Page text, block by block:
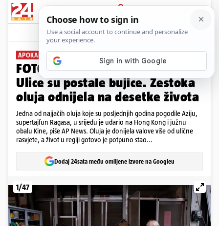
PRIJAVA
Galerija Komentari
APOKALIPTIČNI PRIZORI
FOTO Supertajfun hara Azijom:
Ulice su postale bujice. Žestoka
oluja odnijela na desetke života
Jedna od najjačih oluja koje su posljednjih godina pogodile Aziju,
supertajfun Ragasa, u srijedu je udario na Hong Kong i južnu
obalu Kine, piše AP News. Oluja je donijela valove više od ulične
rasvjete, a život u regiji gotovo je potpuno stao...
Dodaj 24sata među omiljene izvore na Googleu
1/47